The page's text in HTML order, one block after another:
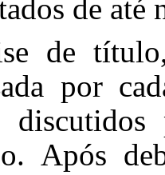
de até
de
por
Após